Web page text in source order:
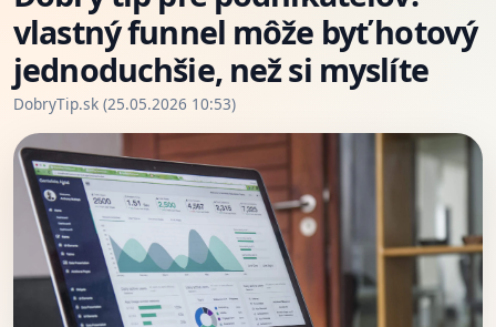
vlastný funnel môže byť hotový
jednoduchšie, než si myslíte
DobryTip.sk (25.05.2026 10:53)